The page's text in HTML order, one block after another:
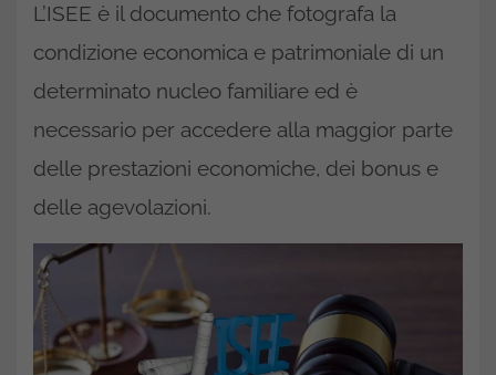
L’ISEE è il documento che fotografa la
condizione economica e patrimoniale di un
determinato nucleo familiare ed è
necessario per accedere alla maggior parte
delle prestazioni economiche, dei bonus e
delle agevolazioni.